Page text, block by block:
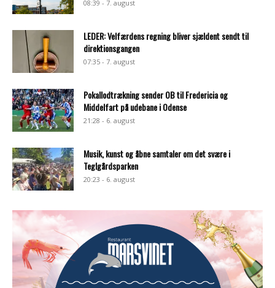
08:39 - 7. august
LEDER: Velfærdens regning bliver sjældent sendt til
direktionsgangen
07:35 - 7. august
Pokallodtrækning sender OB til Fredericia og
Middelfart på udebane i Odense
21:28 - 6. august
Musik, kunst og åbne samtaler om det svære i
Teglgårdsparken
20:23 - 6. august